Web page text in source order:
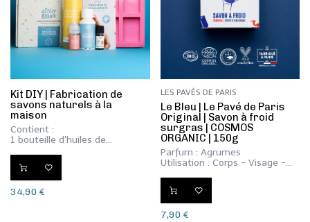
Kit DIY | Fabrication de
savons naturels à la
maison
Contient :
1 bouteille d'huiles de
vitamine E, une bouteille de
lessive de soude, un flacon
d'huile essentielle au choix, le
34,90 €
LES PAVÉS DE PARIS
​Le Bleu | Le Pavé de Paris
Original | Savon à froid
surgras | COSMOS
ORGANIC | 150g
Parfum : Agrumes
Utilisation : Corps - Visage -
7,90 €